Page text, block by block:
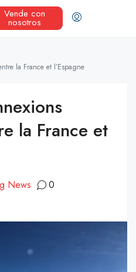
Vende con
nosotros
la France et l’Espagne
la France et
News 0